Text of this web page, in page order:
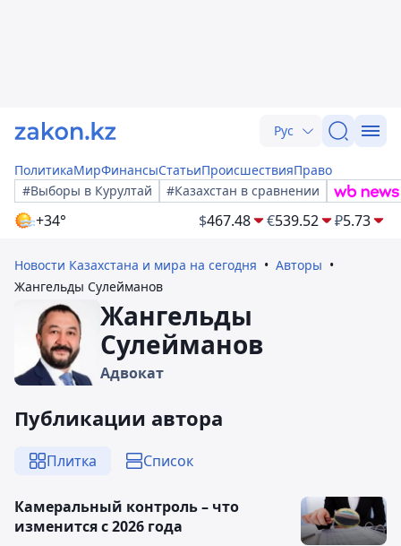
Рус
ПолитикаМирФинансыСтатьиПроисшествияПраво
#Выборы в Курултай
#Казахстан в сравнении
+34° $467.48 €539.52 ₽5.73
Новости Казахстана и мира на сегодня
Авторы
Жангельды Сулейманов
Жангельды
Сулейманов
Адвокат
Публикации автора
Плитка Список
Камеральный контроль – что
изменится с 2026 года